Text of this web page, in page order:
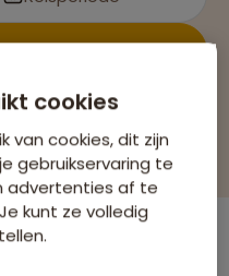
sorteren
cookies
van cookies, dit zijn
gebruikservaring te
advertenties af te
kunt ze volledig